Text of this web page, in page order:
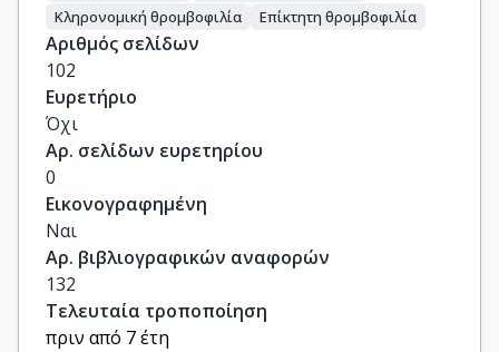
Κληρονομική θρομβοφιλία
Επίκτητη θρομβοφιλία
Αριθμός σελίδων
102
Ευρετήριο
Όχι
Αρ. σελίδων ευρετηρίου
0
Εικονογραφημένη
Ναι
Αρ. βιβλιογραφικών αναφορών
132
Τελευταία τροποποίηση
πριν από 7 έτη